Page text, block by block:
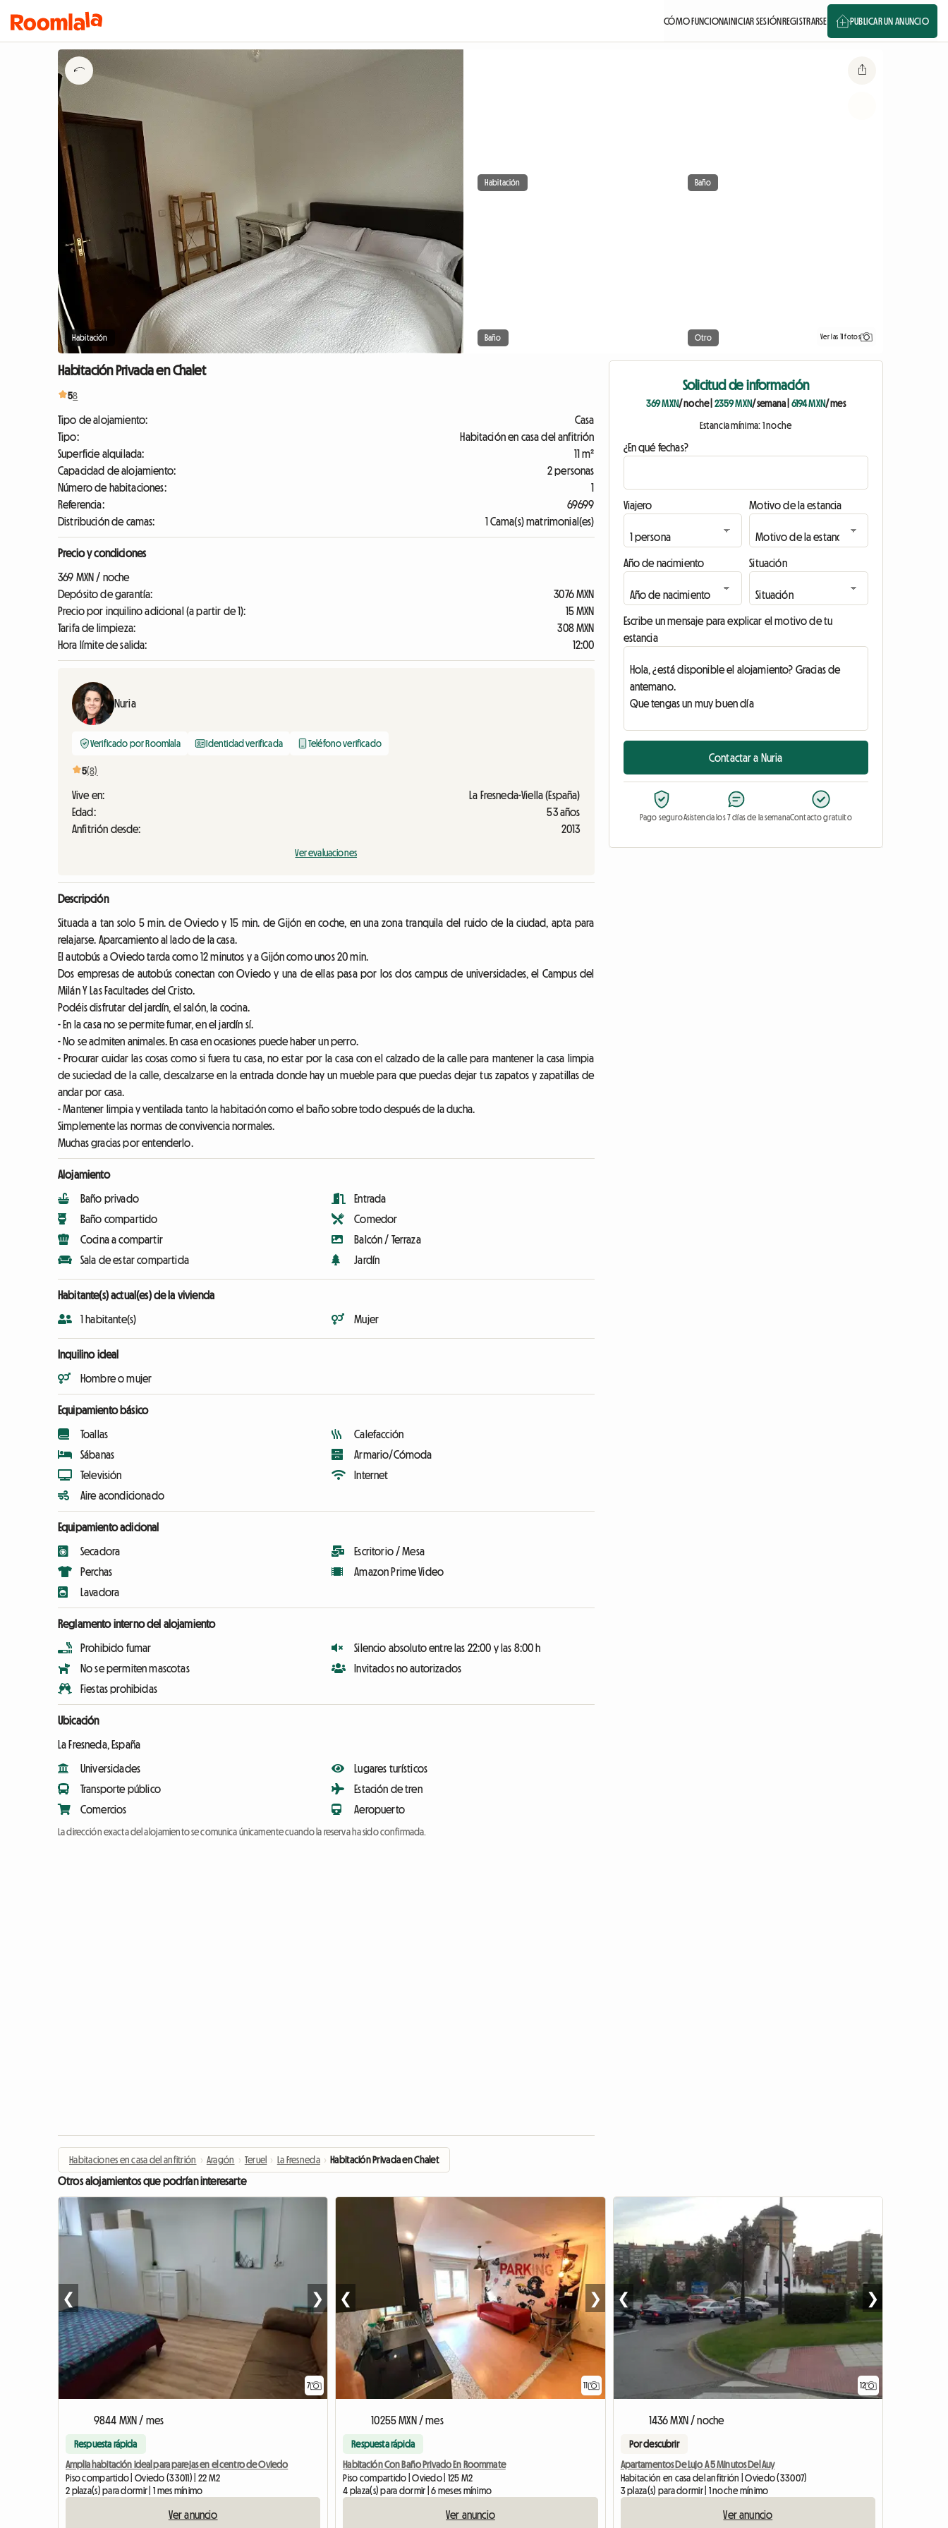
CÓMO FUNCIONAINICIAR SESIÓNREGISTRARSE PUBLICAR UN ANUNCIO
Habitación
Habitación Baño
Baño Otro Ver las 11 fotos
Habitación Privada en Chalet
58
Tipo de alojamiento:
Casa
Tipo:
Habitación en casa del anfitrión
Superficie alquilada:
11 m²
Capacidad de alojamiento:
2 personas
Número de habitaciones:
1
Referencia:
69699
Distribución de camas:
1 Cama(s) matrimonial(es)
Precio y condiciones
369 MXN / noche
Depósito de garantía:
3076 MXN
Precio por inquilino adicional (a partir de 1):
15 MXN
Tarifa de limpieza:
308 MXN
Hora límite de salida:
12:00
Nuria
Verificado por Roomlala Identidad verificada Teléfono verificado
5(8)
Vive en:
La Fresneda-Viella (España)
Edad:
53 años
Anfitrión desde:
2013
Ver evaluaciones
Descripción
Situada a tan solo 5 min. de Oviedo y 15 min. de Gijón en coche, en una zona tranquila del ruido de la ciudad, apta para
relajarse. Aparcamiento al lado de la casa.
El autobús a Oviedo tarda como 12 minutos y a Gijón como unos 20 min.
Dos empresas de autobús conectan con Oviedo y una de ellas pasa por los dos campus de universidades, el Campus del
Milán Y Las Facultades del Cristo.
Podéis disfrutar del jardín, el salón, la cocina.
- En la casa no se permite fumar, en el jardín sí.
- No se admiten animales. En casa en ocasiones puede haber un perro.
- Procurar cuidar las cosas como si fuera tu casa, no estar por la casa con el calzado de la calle para mantener la casa limpia
de suciedad de la calle, descalzarse en la entrada donde hay un mueble para que puedas dejar tus zapatos y zapatillas de
andar por casa.
- Mantener limpia y ventilada tanto la habitación como el baño sobre todo después de la ducha.
Simplemente las normas de convivencia normales.
Muchas gracias por entenderlo.
Alojamiento
Baño privado
Baño compartido
Cocina a compartir
Sala de estar compartida
Entrada
Comedor
Balcón / Terraza
Jardín
Habitante(s) actual(es) de la vivienda
1 habitante(s) Mujer
Inquilino ideal
Hombre o mujer
Equipamiento básico
Toallas
Sábanas
Televisión
Aire acondicionado
Calefacción
Armario/Cómoda
Internet
Equipamiento adicional
Secadora
Perchas
Lavadora
Escritorio / Mesa
Amazon Prime Video
Reglamento interno del alojamiento
Prohibido fumar
No se permiten mascotas
Fiestas prohibidas
Silencio absoluto entre las 22:00 y las 8:00 h
Invitados no autorizados
Ubicación
La Fresneda, España
Universidades
Transporte público
Comercios
Lugares turísticos
Estación de tren
Aeropuerto
La dirección exacta del alojamiento se comunica únicamente cuando la reserva ha sido confirmada.
Solicitud de información
369 MXN/ noche| 2359 MXN/ semana 6194 MXN/ mes
Estancia mínima: 1 noche
¿En qué fechas?
Viajero Motivo de la estancia
Año de nacimiento Situación
Escribe un mensaje para explicar el motivo de tu
estancia
Contactar a Nuria
Pago seguroAsistencia los 7 días de la semanaContacto gratuito
Habitaciones en casa del anfitrión › Aragón › Teruel › La Fresneda › Habitación Privada en Chalet
Otros alojamientos que podrían interesarte
7
❮ ❯
9844 MXN / mes
Respuesta rápida
Amplia habitación ideal para parejas en el centro de Oviedo
Piso compartido | Oviedo (33011) | 22 M2
2 plaza(s) para dormir | 1 mes mínimo
Ver anuncio
11
❮ ❯
10255 MXN / mes
Respuesta rápida
Habitación Con Baño Privado En Roommate
Piso compartido | Oviedo | 125 M2
4 plaza(s) para dormir | 6 meses mínimo
Ver anuncio
12
❮ ❯
1436 MXN / noche
Por descubrir
Apartamentos De Lujo A 5 Minutos Del Auy
Habitación en casa del anfitrión | Oviedo (33007)
3 plaza(s) para dormir | 1 noche mínimo
Ver anuncio